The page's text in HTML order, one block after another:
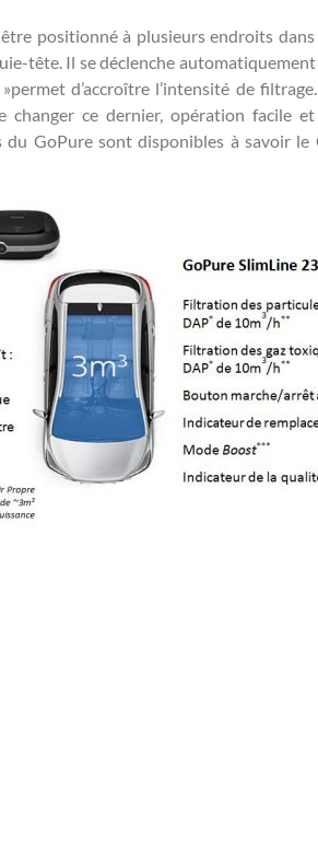
positionné à plusieurs endroits
tête. Il se déclenche
d’accroître l’intensité de
changer ce dernier, opération facile
du GoPure sont disponibles à savoir